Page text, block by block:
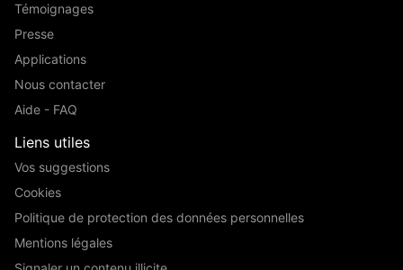
Témoignages
Presse
Applications
Nous contacter
Aide - FAQ
Liens utiles
Vos suggestions
Cookies
Politique de protection des données personnelles
Mentions légales